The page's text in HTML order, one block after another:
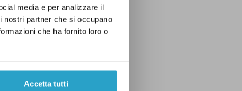
media e per analizzare il
nostri partner che si occupano
che ha fornito loro o
Accetta tutti